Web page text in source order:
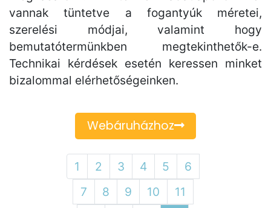
vannak tüntetve a fogantyúk méretei,
szerelési módjai, valamint hogy
bemutatótermünkben megtekinthetők-e.
Technikai kérdések esetén keressen minket
bizalommal elérhetőségeinken.
Webáruházhoz
1 2 3 4 5
6
7
8 9 10
11